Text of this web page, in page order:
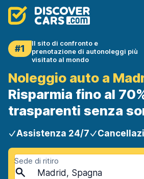
#1
Il sito di confronto e
prenotazione di autonoleggi più
visitato al mondo
Noleggio auto a
Risparmia fino al
trasparenti senza
Assistenza 24/7
Sede di ritiro
Madrid, Spagna